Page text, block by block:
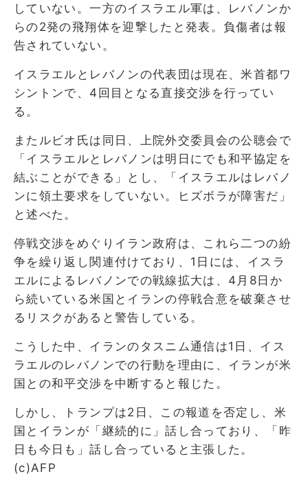
していない。一方のイスラエル軍は、レバノンか
らの2発の飛翔体を迎撃したと発表。負傷者は報
告されていない。
イスラエルとレバノンの代表団は現在、米首都ワ
シントンで、4回目となる直接交渉を行ってい
る。
またルビオ氏は同日、上院外交委員会の公聴会で
「イスラエルとレバノンは明日にでも和平協定を
結ぶことができる」とし、「イスラエルはレバノ
ンに領土要求をしていない。ヒズボラが障害だ」
と述べた。
停戦交渉をめぐりイラン政府は、これら二つの紛
争を繰り返し関連付けており、1日には、イスラ
エルによるレバノンでの戦線拡大は、4月8日か
ら続いている米国とイランの停戦合意を破棄させ
るリスクがあると警告している。
こうした中、イランのタスニム通信は1日、イス
ラエルのレバノンでの行動を理由に、イランが米
国との和平交渉を中断すると報じた。
しかし、トランプは2日、この報道を否定し、米
国とイランが「継続的に」話し合っており、「昨
日も今日も」話し合っていると主張した。
(c)AFP